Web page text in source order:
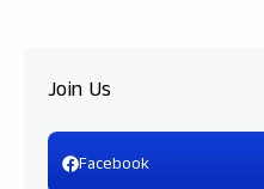
Join Us
Facebook